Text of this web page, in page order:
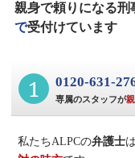
親身で頼りになる刑
で受付けています
1 0120-631-
専属のスタッフが
私たちALPCの弁護士